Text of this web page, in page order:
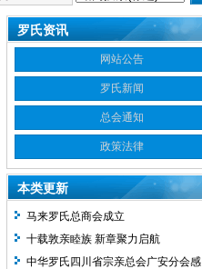
罗氏资讯
网站公告
罗氏新闻
总会通知
政策法律
本类更新
马来罗氏总商会成立
十载敦亲睦族 新章聚力启航
中华罗氏四川省宗亲总会广安分会感